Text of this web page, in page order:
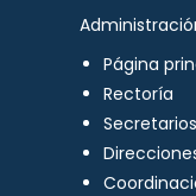
Página
Rectoría
Secretarios